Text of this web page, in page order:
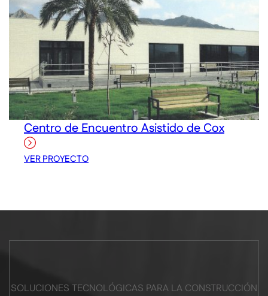
Centro de Encuentro Asistido de Cox
VER PROYECTO
SOLUCIONES TECNOLÓGICAS PARA LA CONSTRUCCIÓN